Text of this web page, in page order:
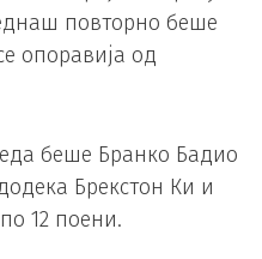
повторно беше
опоравија од
беше Бранко Бадио
Брекстон Ки и
12 поени.